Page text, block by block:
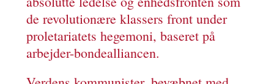
de revolutionære klassers front under
proletariatets hegemoni, baseret på
arbejder-bondealliancen.